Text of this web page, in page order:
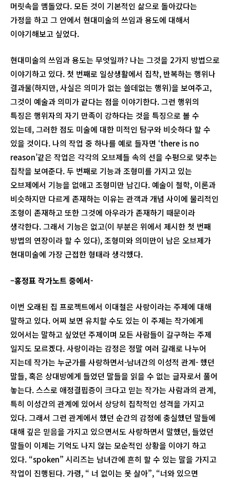
머릿속을 맴돌았다. 모든 것이 기본적인 삶으로 돌아갔다는
가정을 하고 그 안에서 현대미술의 쓰임과 용도에 대해서
이야기해보고 싶었다.
현대미술의 쓰임과 용도는 무엇일까? 나는 그것을 2가지 방법으로
이야기하고 있다. 첫 번째로 일상생활에서 집착, 반복하는 행위나
결과물(하지만, 사실은 의미가 없는 쓸데없는 행위)을 보여주고,
그것이 예술과 의미가 같다는 점을 이야기한다. 그런 행위의
특징은 행위자의 자기 만족이 강하다는 것을 특징으로 볼 수
있는데, 그러한 점도 미술에 대한 미적인 탐구와 비슷하다 할 수
있을 것이다. 나의 작업 중 하나를 예로 들자면 ‘there is no
reason’같은 작업은 각각의 오브제들 속의 선을 수평으로 맞추는
집착을 보여준다. 두 번째로 기능과 조형미를 가지고 있는
오브제에서 기능을 없애고 조형미만 남긴다. 예술이 철학, 이론과
비슷하지만 다르게 존재하는 이유는 관객과 개념 사이에 물리적인
조형이 존재하고 또한 그것에 아우라가 존재하기 때문이라
생각한다. 그래서 기능은 없고(이 부분은 위에서 제시한 첫 번째
방법의 연장이라 할 수 있다), 조형미와 의미만이 남은 오브제가
현대미술에 가장 근접한 형태라 생각했다.
–홍정표 작가노트 중에서-
이번 오래된 집 프로젝트에서 이대철은 사랑이라는 주제에 대해
말하고 있다. 어찌 보면 유치할 수도 있는 이 주제는 작가에게
있어서는 말하고 싶었던 주제이며 모든 사람들이 갈구하는 주제
일지도 모르겠다. 사랑이라는 감정은 정말 여러 갈래로 나누어
지는데 작가는 누군가를 사랑하면서-남녀간의 이성적 관계- 했던
말들, 혹은 상대방에게 들었던 말들을 읽을 수 없는 글자로서 풀어
놓는다. 스스로 애정결핍증이 크다고 믿는 작가는 사람과의 관계,
특히 이성간의 관계에 있어서 상당히 집착적인 성격을 가지고
있다. 그래서 그런 관계에서 했던 순간의 감정에 충실했던 말들에
대해 깊은 믿음을 가지고 있으면서도 사랑하면서 말했던, 들었던
말들이 이제는 기억도 나지 않는 모순적인 상황을 이야기 하고
있다. “spoken” 시리즈는 남녀간에 흔히 할 수 있는 말을 가지고
작업이 진행된다. 가령, “ 너 없이는 못 살아”, “너와 있으면